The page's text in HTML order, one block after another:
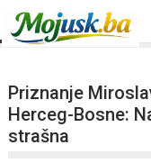
Priznanje
Herceg-Bosne:
strašna